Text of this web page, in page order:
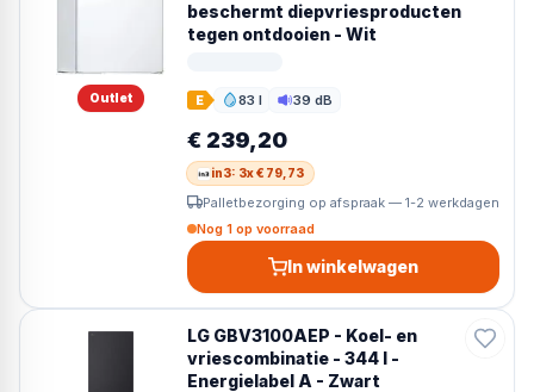
Outlet
beschermt diepvriesproducten
tegen ontdooien - Wit
E 83 l
Inhoud 39 dB
Geluid
€ 239,20
in3: 3x € 79,73
Palletbezorging op afspraak — 1-2 werkdagen
Nog 1 op voorraad
In winkelwagen
LG GBV3100AEP - Koel- en
vriescombinatie - 344 l -
Energielabel A - Zwart